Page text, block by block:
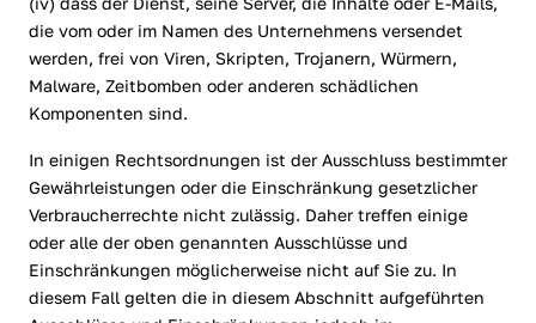
die vom oder im Namen des Unternehmens versendet
werden, frei von Viren, Skripten, Trojanern, Würmern,
Malware, Zeitbomben oder anderen schädlichen
Komponenten sind.
In einigen Rechtsordnungen ist der Ausschluss bestimmter
Gewährleistungen oder die Einschränkung gesetzlicher
Verbraucherrechte nicht zulässig. Daher treffen einige
oder alle der oben genannten Ausschlüsse und
Einschränkungen möglicherweise nicht auf Sie zu. In
diesem Fall gelten die in diesem Abschnitt aufgeführten